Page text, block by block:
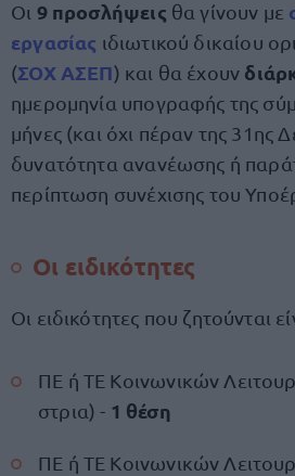
Οι 9 προσλήψεις θα γίνουν με
εργασίας ιδιωτικού δικαίου
(ΣΟΧ ΑΣΕΠ) και θα έχουν
ημερομηνία υπογραφής της
μήνες (και όχι πέραν της 31ης
δυνατότητα ανανέωσης ή
περίπτωση συνέχισης του
Οι ειδικότητες
Οι ειδικότητες που ζητούνται
ΠΕ ή ΤΕ Κοινωνικών
στρια) - 1 θέση
ΠΕ ή ΤΕ Κοινωνικών